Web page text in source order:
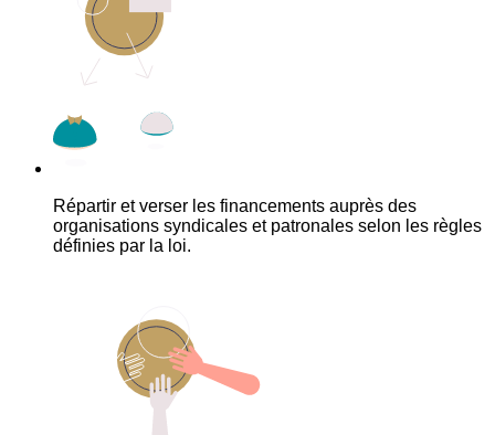
Répartir et verser les financements auprès des
organisations syndicales et patronales selon les règles
définies par la loi.